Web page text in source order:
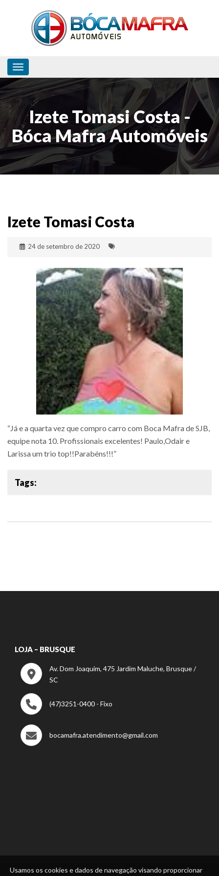
Usamos os cookies e dados de navegação visando proporcionar
Toggle navigation
Izete Tomasi Costa -
Bóca Mafra Automóveis
Izete Tomasi Costa
24 de setembro de 2020
“Já e a quarta vez que compro carro com Boca Mafra de SJB,
equipe nota 10. Profissionais excelentes! Paulo,Odair e
Larissa um trio top!!Parabéns!!!”
Tags:
LOJA – BRUSQUE
Av. Dom Joaquim, 475 Jardim Maluche, Brusque /
SC
(47)3251-0400 - Fixo
bocamafra.atendimento@gmail.com